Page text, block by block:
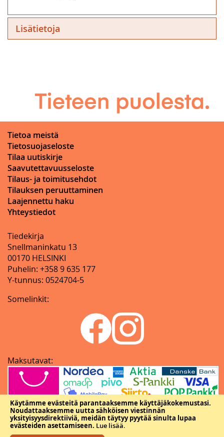
Käytämme evästeitä parantaaksemme käyttäjäkokemustasi.
Noudattaaksemme uutta sähköisen viestinnän
yksityisyysdirektiiviä, meidän täytyy pyytää sinulta lupaa
evästeiden asettamiseen. Lue lisää.
Lisätietoja
Tietoa meistä
Tietosuojaseloste
Tilaa uutiskirje
Saavutettavuusseloste
Tilaus- ja toimitusehdot
Tilauksen peruuttaminen
Laajennettu haku
Yhteystiedot
Tiedekirja
Snellmaninkatu 13
00170 HELSINKI
Puhelin: +358 9 635 177
Y-tunnus: 0524704-5
Somelinkit:
Maksutavat: